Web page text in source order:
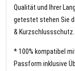
Qualität und Ihrer
getestet stehen Sie
& Kurzschlussschutz.
* 100% kompatibel
Passform inklusive